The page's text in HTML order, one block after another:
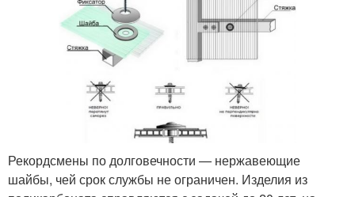
Рекордсмены по долговечности — нержавеющие
шайбы, чей срок службы не ограничен. Изделия из